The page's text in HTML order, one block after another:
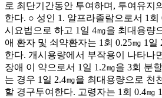
로 최단기간동안 투여하며, 투여유지
한다. ○ 성인 1. 알프라졸람으로서 1회
시요법으로 하고 1일 4㎎을 최대용량
애 환자 및 쇠약환자는 1회 0.25㎎ 1일
한다. 개시용량에서 부작용이 나타나
장애 이 약으로서 1일 1.2㎎을 3회 분
는 경우 1일 2.4㎎을 최대용량으로 천
할 경구투여한다. 고령자는 1회 0.4㎎